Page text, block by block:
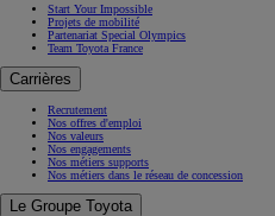
Start Your Impossible
Projets de mobilité
Partenariat Special Olympics
Team Toyota France
Carrières
Recrutement
Nos offres d'emploi
Nos valeurs
Nos engagements
Nos métiers supports
Nos métiers dans le réseau de concession
Le Groupe Toyota